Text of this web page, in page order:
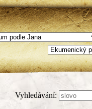
Vyhledávání: